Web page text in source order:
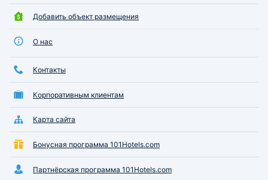
Добавить объект размещения
О нас
Контакты
Корпоративным клиентам
Карта сайта
Бонусная программа 101Hotels.com
Партнёрская программа 101Hotels.com